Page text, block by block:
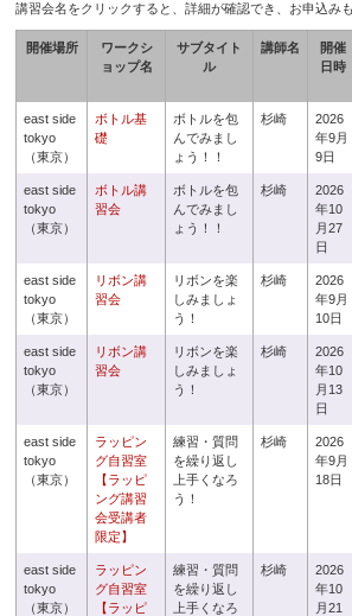
講習会名をクリックすると、詳細が確認でき、お申込み
開催場所
ワークシ
ョップ名
サブタイト
ル
講師名
開催
日時
east side
tokyo
（東京）
ボトル基
礎
ボトルを包
んでみまし
ょう！！
杉崎
2026
年9月
9日
east side
tokyo
（東京）
ボトル講
習会
ボトルを包
んでみまし
ょう！！
杉崎
2026
年10
月27
日
east side
tokyo
（東京）
リボン講
習会
リボンを楽
しみましょ
う！
杉崎
2026
年9月
10日
east side
tokyo
（東京）
リボン講
習会
リボンを楽
しみましょ
う！
杉崎
2026
年10
月13
日
east side
tokyo
（東京）
ラッピン
グ自習室
【ラッピ
ング講習
会受講者
限定】
練習・質問
を繰り返し
上手くなろ
う！
杉崎
2026
年9月
18日
east side
tokyo
（東京）
ラッピン
グ自習室
【ラッピ
練習・質問
を繰り返し
上手くなろ
杉崎
2026
年10
月21